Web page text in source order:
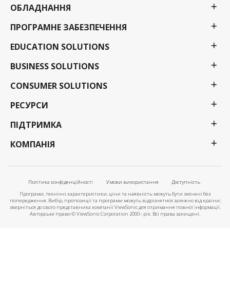
ОБЛАДНАННЯ
ПРОГРАМНЕ ЗАБЕЗПЕЧЕННЯ
EDUCATION SOLUTIONS
BUSINESS SOLUTIONS
CONSUMER SOLUTIONS
РЕСУРСИ
ПІДТРИМКА
КОМПАНІЯ
Політика конфіденційності Умови використання
Доступність
Програми, технічні характеристики, ціни та наявність можуть бути змінені без
попередження. Вибір, пропозиції та програми можуть відрізнятися залежно від країни;
зверніться до свого представника компанії ViewSonic для отримання повної інформації.
Авторське право © ViewSonic Corporation 2000-: рік. Всі права захищені.